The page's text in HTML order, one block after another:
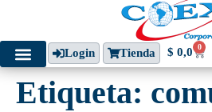
Login Tienda $ 0,0 0
Etiqueta: